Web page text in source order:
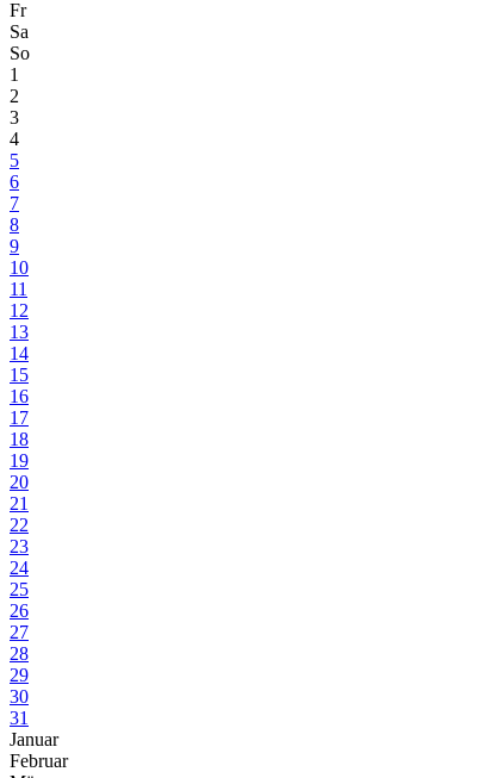
Fr
Sa
So
1
2
3
4
5
6
7
8
9
10
11
12
13
14
15
16
17
18
19
20
21
22
23
24
25
26
27
28
29
30
31
Januar
Februar